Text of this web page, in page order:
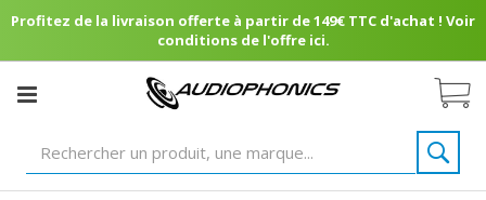
Profitez de la livraison offerte à partir de 149€ TTC d'achat ! Voir
conditions de l'offre ici.